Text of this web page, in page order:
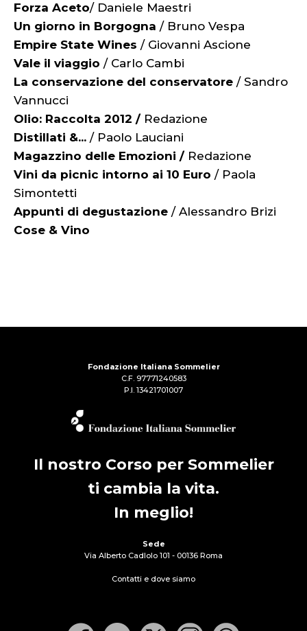
Forza Aceto/ Daniele Maestri
Un giorno in Borgogna / Bruno Vespa
Empire State Wines / Giovanni Ascione
Vale il viaggio / Carlo Cambi
La conservazione del conservatore / Sandro
Vannucci
Olio: Raccolta 2012 / Redazione
Distillati &... / Paolo Lauciani
Magazzino delle Emozioni / Redazione
Vini da picnic intorno ai 10 Euro / Paola
Simontetti
Appunti di degustazione / Alessandro Brizi
Cose & Vino
Fondazione Italiana Sommelier
C.F. 97771240583
P.I. 13421701007
Il nostro Corso per Sommelier
ti cambia la vita.
In meglio!
Sede
Via Alberto Cadlolo 101 - 00136 Roma
Contatti e dove siamo